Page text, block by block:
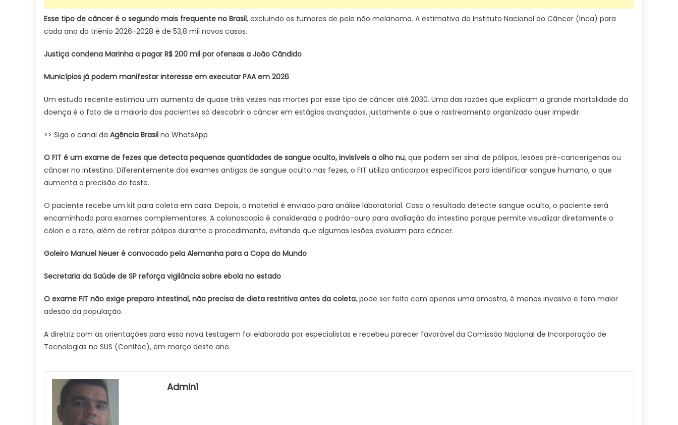
Esse tipo de câncer é o segundo mais frequente no Brasil, excluindo os tumores de pele não melanoma. A estimativa do Instituto Nacional do Câncer (Inca) para
cada ano do triênio 2026-2028 é de 53,8 mil novos casos.
Justiça condena Marinha a pagar R$ 200 mil por ofensas a João Cândido
Municípios já podem manifestar interesse em executar PAA em 2026
Um estudo recente estimou um aumento de quase três vezes nas mortes por esse tipo de câncer até 2030. Uma das razões que explicam a grande mortalidade da
doença é o fato de a maioria dos pacientes só descobrir o câncer em estágios avançados, justamente o que o rastreamento organizado quer impedir.
>> Siga o canal da Agência Brasil no WhatsApp
O FIT é um exame de fezes que detecta pequenas quantidades de sangue oculto, invisíveis a olho nu, que podem ser sinal de pólipos, lesões pré-cancerígenas ou
câncer no intestino. Diferentemente dos exames antigos de sangue oculto nas fezes, o FIT utiliza anticorpos específicos para identificar sangue humano, o que
aumenta a precisão do teste.
O paciente recebe um kit para coleta em casa. Depois, o material é enviado para análise laboratorial. Caso o resultado detecte sangue oculto, o paciente será
encaminhado para exames complementares. A colonoscopia é considerada o padrão-ouro para avaliação do intestino porque permite visualizar diretamente o
cólon e o reto, além de retirar pólipos durante o procedimento, evitando que algumas lesões evoluam para câncer.
Goleiro Manuel Neuer é convocado pela Alemanha para a Copa do Mundo
Secretaria da Saúde de SP reforça vigilância sobre ebola no estado
O exame FIT não exige preparo intestinal, não precisa de dieta restritiva antes da coleta, pode ser feito com apenas uma amostra, é menos invasivo e tem maior
adesão da população.
A diretriz com as orientações para essa nova testagem foi elaborada por especialistas e recebeu parecer favorável da Comissão Nacional de Incorporação de
Tecnologias no SUS (Conitec), em março deste ano.
Admin1